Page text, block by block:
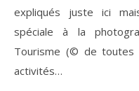
expliqués juste ici
spéciale à la
Tourisme (©️ de toutes
activités…